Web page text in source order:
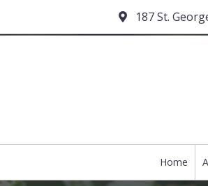
187 St.
Home